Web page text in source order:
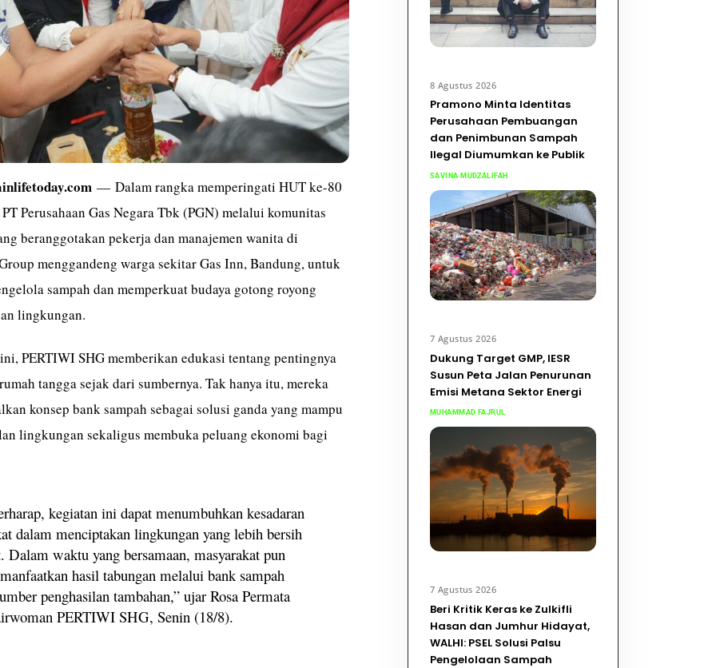
— Dalam rangka memperingati HUT ke-80
Perusahaan Gas Negara Tbk (PGN) melalui komunitas
beranggotakan pekerja dan manajemen wanita di
menggandeng warga sekitar Gas Inn, Bandung, untuk
sampah dan memperkuat budaya gotong royong
lingkungan.
PERTIWI SHG memberikan edukasi tentang pentingnya
tangga sejak dari sumbernya. Tak hanya itu, mereka
konsep bank sampah sebagai solusi ganda yang mampu
lingkungan sekaligus membuka peluang ekonomi bagi
kegiatan ini dapat menumbuhkan kesadaran
dalam menciptakan lingkungan yang lebih bersih
Dalam waktu yang bersamaan, masyarakat pun
hasil tabungan melalui bank sampah
penghasilan tambahan,” ujar Rosa Permata
PERTIWI SHG, Senin (18/8).
8 Agustus 2026
Pramono Minta Identitas
Perusahaan Pembuangan
dan Penimbunan Sampah
Ilegal Diumumkan ke Publik
SAVINA MUDZALIFAH
7 Agustus 2026
Dukung Target GMP, IESR
Susun Peta Jalan Penurunan
Emisi Metana Sektor Energi
MUHAMMAD FAJRUL
7 Agustus 2026
Beri Kritik Keras ke Zulkifli
Hasan dan Jumhur Hidayat,
WALHI: PSEL Solusi Palsu
Pengelolaan Sampah